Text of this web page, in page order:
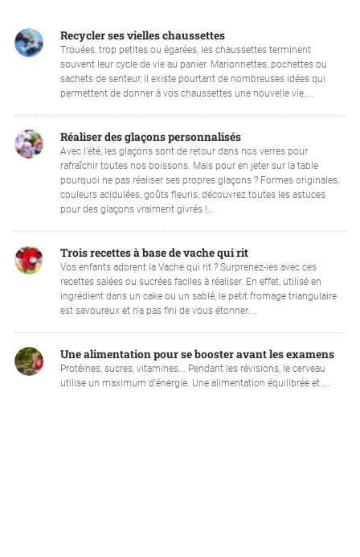
Recycler ses vielles chaussettes
Trouées, trop petites ou égarées, les chaussettes terminent
souvent leur cycle de vie au panier. Marionnettes, pochettes ou
sachets de senteur, il existe pourtant de nombreuses idées qui
permettent de donner à vos chaussettes une nouvelle vie....
Réaliser des glaçons personnalisés
Avec l'été, les glaçons sont de retour dans nos verres pour
rafraîchir toutes nos boissons. Mais pour en jeter sur la table
pourquoi ne pas réaliser ses propres glaçons ? Formes originales,
couleurs acidulées, goûts fleuris, découvrez toutes les astuces
pour des glaçons vraiment givrés !...
Trois recettes à base de vache qui rit
Vos enfants adorent la Vache qui rit ? Surprenez-les avec ces
recettes salées ou sucrées faciles à réaliser. En effet, utilisé en
ingrédient dans un cake ou un sablé, le petit fromage triangulaire
est savoureux et n'a pas fini de vous étonner....
Une alimentation pour se booster avant les examens
Protéines, sucres, vitamines... Pendant les révisions, le cerveau
utilise un maximum d'énergie. Une alimentation équilibrée et ...